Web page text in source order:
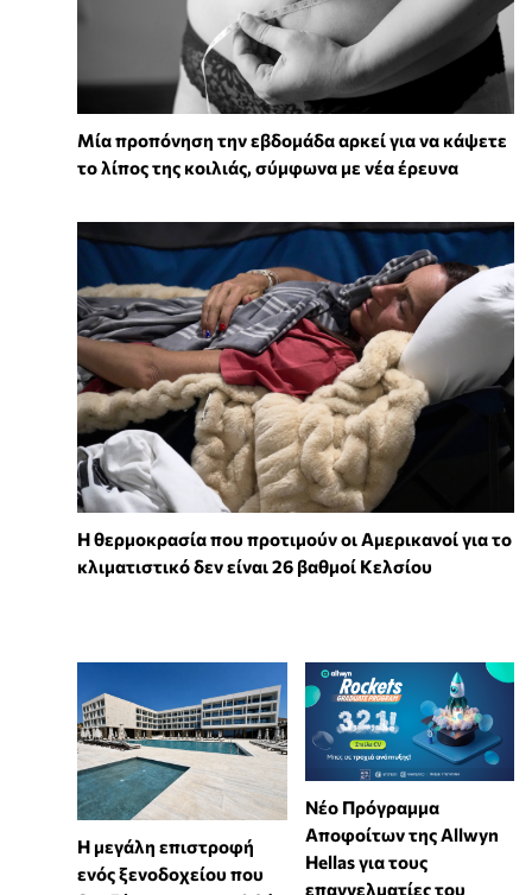
Μία προπόνηση την εβδομάδα αρκεί για να κάψετε
το λίπος της κοιλιάς, σύμφωνα με νέα έρευνα
Η θερμοκρασία που προτιμούν οι Αμερικανοί για το
κλιματιστικό δεν είναι 26 βαθμοί Κελσίου
Η μεγάλη επιστροφή
ενός ξενοδοχείου που
Νέο Πρόγραμμα
Αποφοίτων της Allwyn
Hellas για τους
επαγγελματίες του